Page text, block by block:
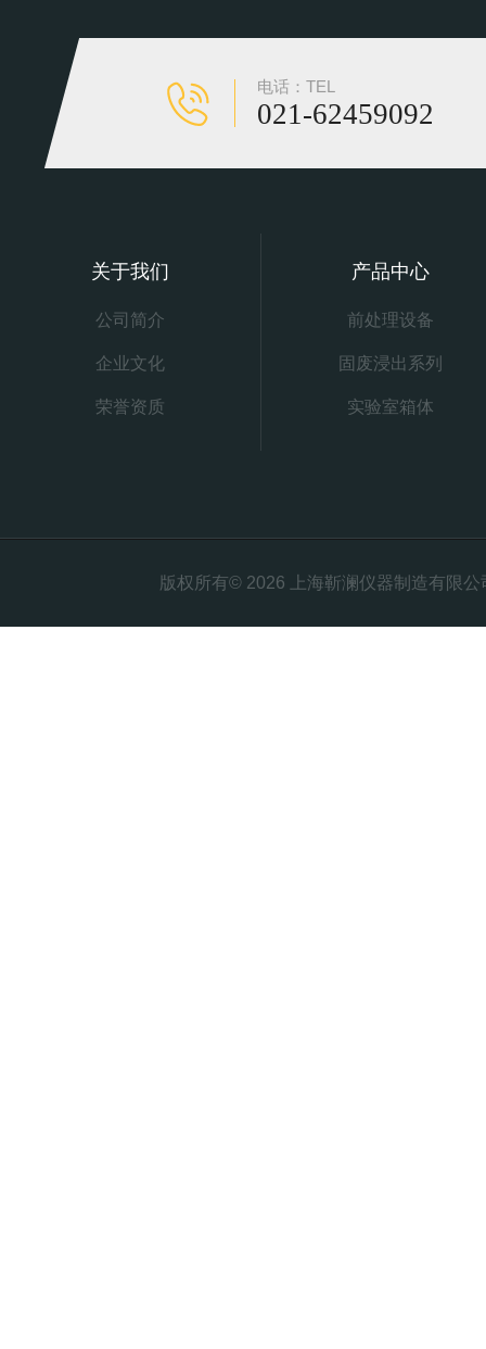
电话：TEL
021-62459092
关于我们
公司简介
企业文化
荣誉资质
产品中心
前处理设备
固废浸出系列
实验室箱体
版权所有© 2026 上海靳澜仪器制造有限